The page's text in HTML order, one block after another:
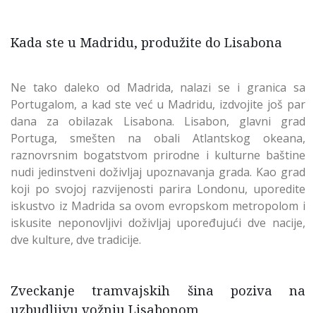
Kada ste u Madridu, produžite do Lisabona
Ne tako daleko od Madrida, nalazi se i granica sa
Portugalom, a kad ste već u Madridu, izdvojite još par
dana za obilazak Lisabona. Lisabon, glavni grad
Portuga, smešten na obali Atlantskog okeana,
raznovrsnim bogatstvom prirodne i kulturne baštine
nudi jedinstveni doživljaj upoznavanja grada. Kao grad
koji po svojoj razvijenosti parira Londonu, uporedite
iskustvo iz Madrida sa ovom evropskom metropolom i
iskusite neponovljivi doživljaj upoređujući dve nacije,
dve kulture, dve tradicije.
Zveckanje tramvajskih šina poziva na
uzbudljivu vožnju Lisabonom